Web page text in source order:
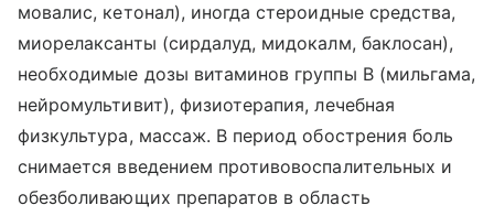
мовалис, кетонал), иногда стероидные средства,
миорелаксанты (сирдалуд, мидокалм, баклосан),
необходимые дозы витаминов группы B (мильгама,
нейромультивит), физиотерапия, лечебная
физкультура, массаж. В период обострения боль
снимается введением противовоспалительных и
обезболивающих препаратов в область